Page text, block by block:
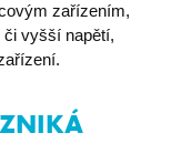
zařízením,
či vyšší napětí,